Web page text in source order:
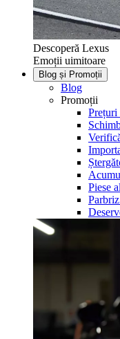
Descoperă Lexus
Emoții uimitoare
Blog și Promoții
Blog
Promoții
Prețuri
Piese